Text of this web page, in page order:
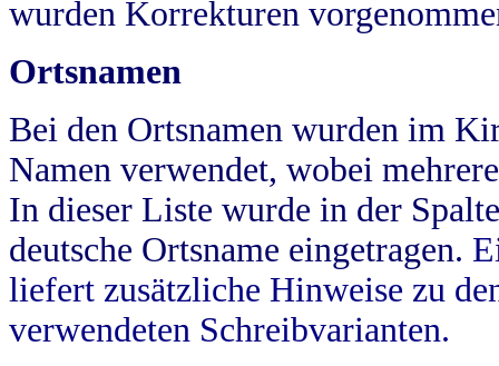
wurden Korrekturen
Ortsnamen
Bei den Ortsnamen wurden im
Namen verwendet, wobei
In dieser Liste wurde in der
deutsche Ortsname eingetragen.
liefert zusätzliche Hinweise zu
verwendeten Schreibvarianten.